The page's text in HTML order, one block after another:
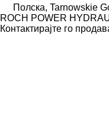
Полска, Tarnowskie
ROCH POWER
Контактирајте го